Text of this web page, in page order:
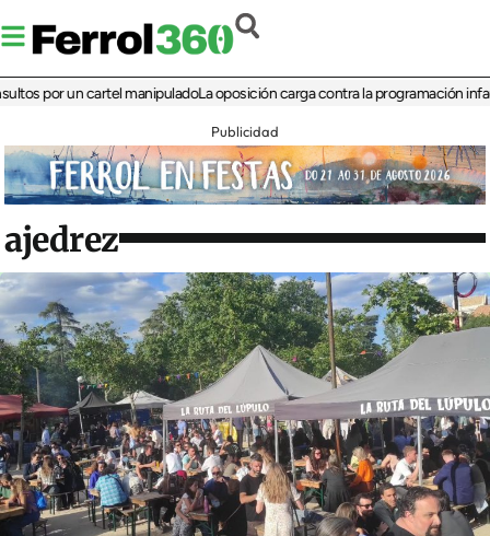
un cartel manipuladoLa oposición carga contra la programación infantil de
Publicidad
ajedrez